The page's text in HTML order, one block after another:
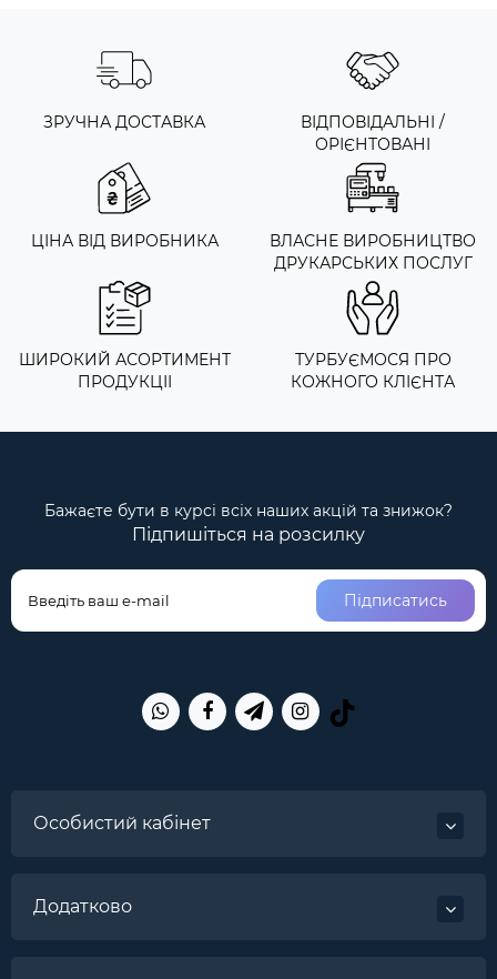
ЗРУЧНА ДОСТАВКА
ВІДПОВІДАЛЬНІ /
ОРІЄНТОВАНІ
ЦІНА ВІД ВИРОБНИКА
ВЛАСНЕ ВИРОБНИЦТВО
ДРУКАРСЬКИХ ПОСЛУГ
ШИРОКИЙ АСОРТИМЕНТ
ПРОДУКЦІІ
ТУРБУЄМОСЯ ПРО
КОЖНОГО КЛІЄНТА
Бажаєте бути в курсі всіх наших акцій та знижок?
Підпишіться на розсилку
Підписатись
Особистий кабінет
Додатково